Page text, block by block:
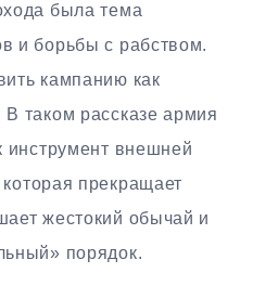
была тема
и борьбы с рабством.
кампанию как
таком рассказе армия
инструмент внешней
прекращает
жестокий обычай и
порядок.